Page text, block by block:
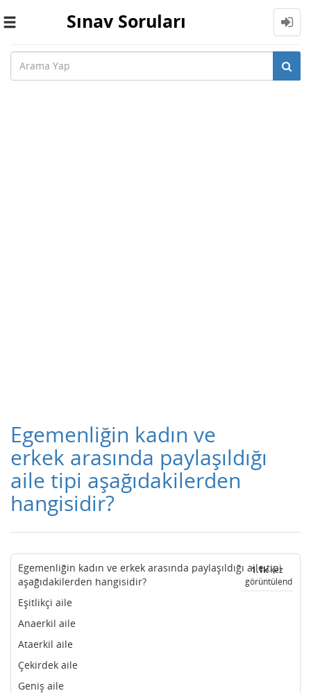
Toggle
Sınav Soruları
Egemenliğin kadın ve
erkek arasında paylaşıldığı
aile tipi aşağıdakilerden
hangisidir?
1.1kkez
görüntülendi
Egemenliğin kadın ve erkek arasında paylaşıldığı aile tipi
aşağıdakilerden hangisidir?
Eşitlikçi aile
Anaerkil aile
Ataerkil aile
Çekirdek aile
Geniş aile